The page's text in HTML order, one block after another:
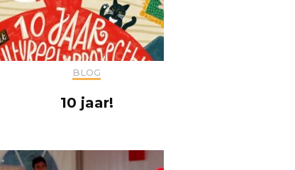
BLOG
10 jaar!